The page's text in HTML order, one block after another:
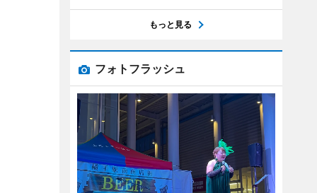
もっと見る
フォトフラッシュ